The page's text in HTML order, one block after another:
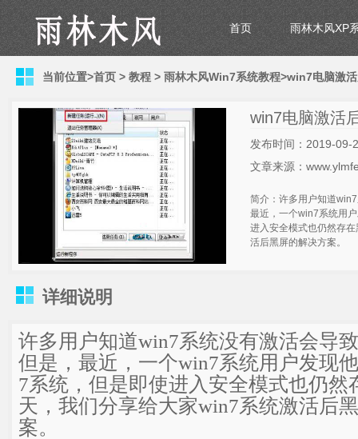
首页 雨林木风XP
当前位置>首页 > 教程 > 雨林木风Win7系统教程>win7电脑激
win7电脑激活
发布时间：2019-09-
文章来源：
简介：许多用户知道
最近，一个win7系统用
进入安全模式也仍然存
活后黑屏的解决方案。
详细说明
许多用户知道win7系统没有激活会导
但是，最近，一个win7系统用户发现
7系统，但是即使进入安全模式也仍然
天，我们分享给大家win7系统激活后
案。